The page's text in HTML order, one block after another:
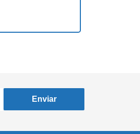
Enviar